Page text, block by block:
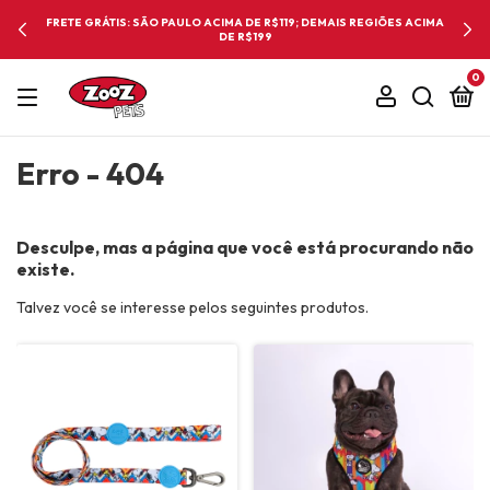
FRETE GRÁTIS: SÃO PAULO ACIMA DE R$119; DEMAIS REGIÕES ACIMA
DE R$199
0
Erro - 404
Desculpe, mas a página que você está procurando não
existe.
Talvez você se interesse pelos seguintes produtos.